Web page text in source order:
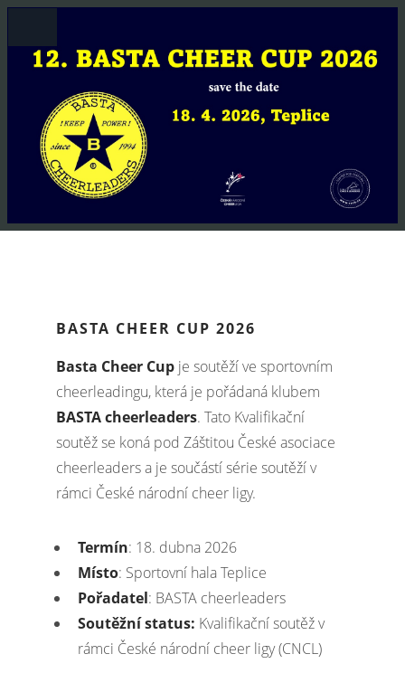
BASTA CHEER CUP 2026
Basta Cheer Cup je soutěží ve sportovním
cheerleadingu, která je pořádaná klubem
BASTA cheerleaders. Tato Kvalifikační
soutěž se koná pod Záštitou České asociace
cheerleaders a je součástí série soutěží v
rámci České národní cheer ligy.
Termín: 18. dubna 2026
Místo: Sportovní hala Teplice
Pořadatel: BASTA cheerleaders
Soutěžní status: Kvalifikační soutěž v
rámci České národní cheer ligy (CNCL)